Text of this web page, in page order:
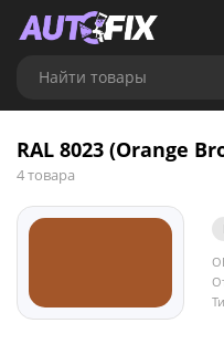
Найти товары
RAL 8023 (Orange
4 товара